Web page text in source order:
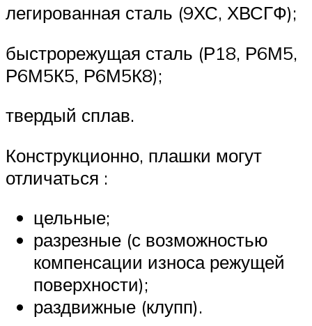
легированная сталь (9ХС, ХВСГФ);
быстрорежущая сталь (Р18, Р6М5,
Р6М5К5, Р6М5К8);
твердый сплав.
Конструкционно, плашки могут
отличаться :
цельные;
разрезные (с возможностью
компенсации износа режущей
поверхности);
раздвижные (клупп).